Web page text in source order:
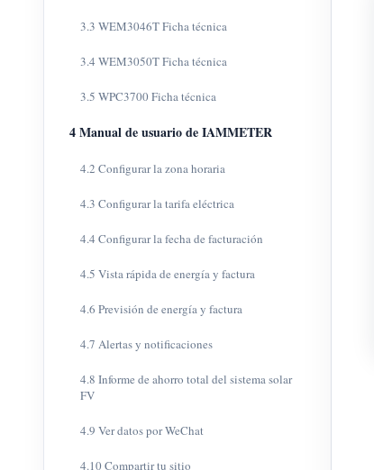
3.3 WEM3046T Ficha técnica
3.4 WEM3050T Ficha técnica
3.5 WPC3700 Ficha técnica
4 Manual de usuario de IAMMETER
4.2 Configurar la zona horaria
4.3 Configurar la tarifa eléctrica
4.4 Configurar la fecha de facturación
4.5 Vista rápida de energía y factura
4.6 Previsión de energía y factura
4.7 Alertas y notificaciones
4.8 Informe de ahorro total del sistema solar
FV
4.9 Ver datos por WeChat
4.10 Compartir tu sitio